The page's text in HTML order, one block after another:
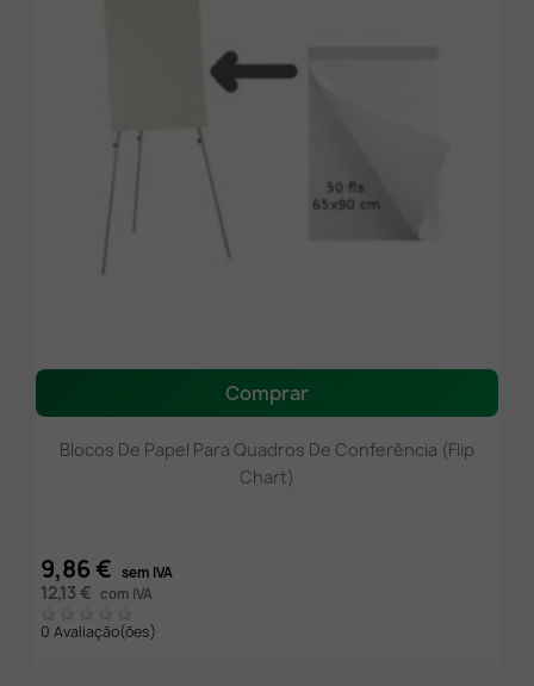
Comprar
Blocos De Papel Para Quadros De Conferência (flip
Chart)
9,86 € sem IVA
12,13 € com IVA
0 Avaliação(ões)